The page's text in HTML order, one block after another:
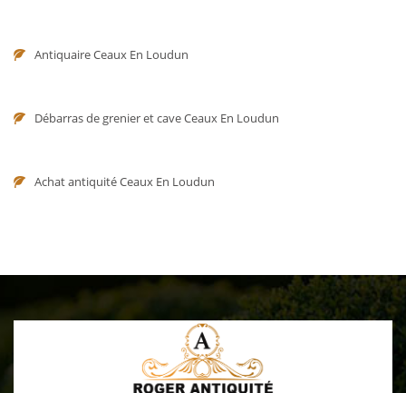
Antiquaire Ceaux En Loudun
Débarras de grenier et cave Ceaux En Loudun
Achat antiquité Ceaux En Loudun